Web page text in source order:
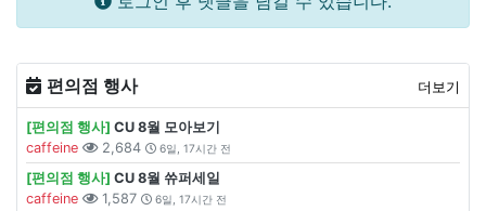
편의점 행사 더보기
[편의점 행사] CU 8월 모아보기
caffeine
2,684 6일, 17시간 전
[편의점 행사] CU 8월 쓔퍼세일
caffeine
1,587 6일, 17시간 전